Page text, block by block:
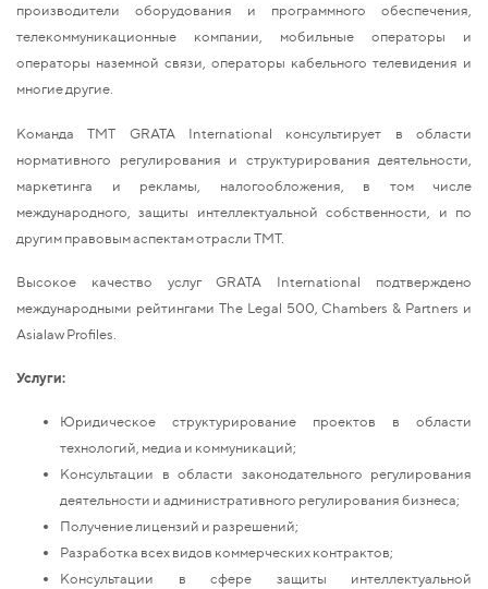
производители оборудования и программного обеспечения,
телекоммуникационные компании, мобильные операторы и
операторы наземной связи, операторы кабельного телевидения и
многие другие.
Команда ТМТ GRATA International консультирует в области
нормативного регулирования и структурирования деятельности,
маркетинга и рекламы, налогообложения, в том числе
международного, защиты интеллектуальной собственности, и по
другим правовым аспектам отрасли ТМТ.
Высокое качество услуг GRATA International подтверждено
международными рейтингами The Legal 500, Chambers & Partners и
Asialaw Profiles.
Услуги:
Юридическое структурирование проектов в области
технологий, медиа и коммуникаций;
Консультации в области законодательного регулирования
деятельности и административного регулирования бизнеса;
Получение лицензий и разрешений;
Разработка всех видов коммерческих контрактов;
Консультации в сфере защиты интеллектуальной